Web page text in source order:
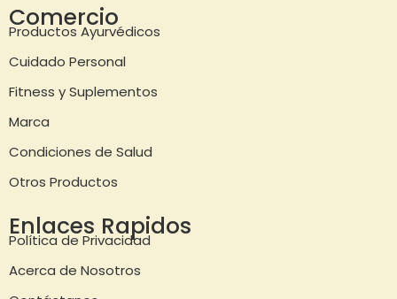
Comercio
Productos Ayurvédicos
Cuidado Personal
Fitness y Suplementos
Marca
Condiciones de Salud
Otros Productos
Enlaces Rapidos
Política de Privacidad
Acerca de Nosotros